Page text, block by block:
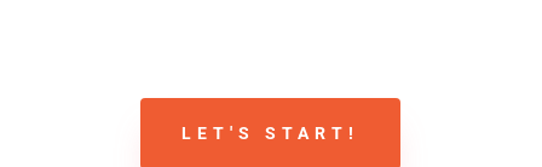
LET'S START!